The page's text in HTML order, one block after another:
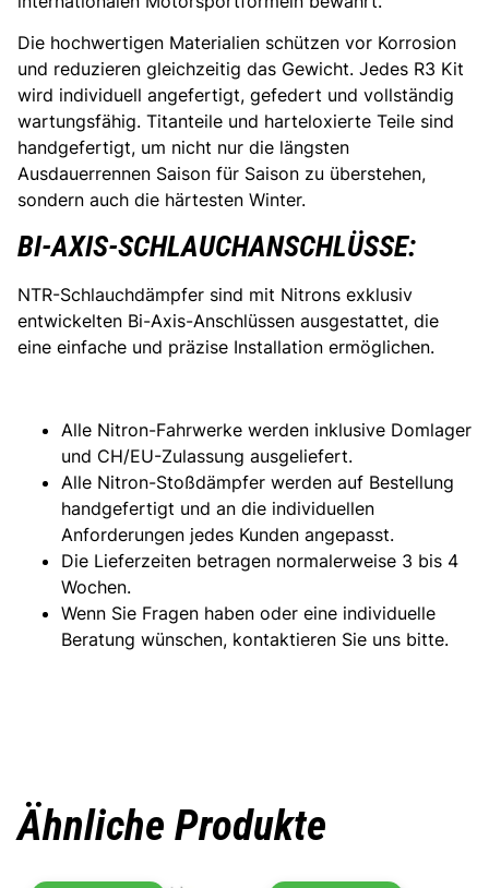
Die hochwertigen Materialien schützen vor Korrosion
und reduzieren gleichzeitig das Gewicht. Jedes R3 Kit
wird individuell angefertigt, gefedert und vollständig
wartungsfähig. Titanteile und harteloxierte Teile sind
handgefertigt, um nicht nur die längsten
Ausdauerrennen Saison für Saison zu überstehen,
sondern auch die härtesten Winter.
BI-AXIS-SCHLAUCHANSCHLÜSSE:
NTR-Schlauchdämpfer sind mit Nitrons exklusiv
entwickelten Bi-Axis-Anschlüssen ausgestattet, die
eine einfache und präzise Installation ermöglichen.
Alle Nitron-Fahrwerke werden inklusive Domlager
und CH/EU-Zulassung ausgeliefert.
Alle Nitron-Stoßdämpfer werden auf Bestellung
handgefertigt und an die individuellen
Anforderungen jedes Kunden angepasst.
Die Lieferzeiten betragen normalerweise 3 bis 4
Wochen.
Wenn Sie Fragen haben oder eine individuelle
Beratung wünschen, kontaktieren Sie uns bitte.
Ähnliche Produkte